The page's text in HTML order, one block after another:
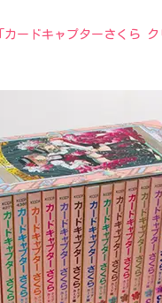
ードキャプターさくら ク